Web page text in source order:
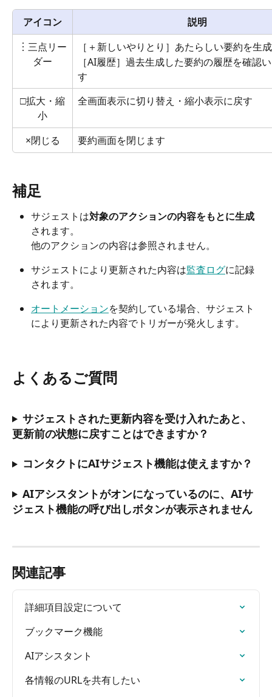
アイコン
説明
︙三点リー
ダー
［＋新しいやりとり］あたらしい要約を生
［AI履歴］過去生成した要約の履歴を確認
す
□拡大・縮
小
全画面表示に切り替え・縮小表示に戻す
×閉じる 要約画面を閉じます
補足
サジェストは対象のアクションの内容をもとに生成
されます。
他のアクションの内容は参照されません。
サジェストにより更新された内容は監査ログに記録
されます。
オートメーションを契約している場合、サジェスト
により更新された内容でトリガーが発火します。
よくあるご質問
サジェストされた更新内容を受け入れたあと、
更新前の状態に戻すことはできますか？
コンタクトにAIサジェスト機能は使えますか？
AIアシスタントがオンになっているのに、AIサ
ジェスト機能の呼び出しボタンが表示されません
関連記事
詳細項目設定について
ブックマーク機能
AIアシスタント
各情報のURLを共有したい